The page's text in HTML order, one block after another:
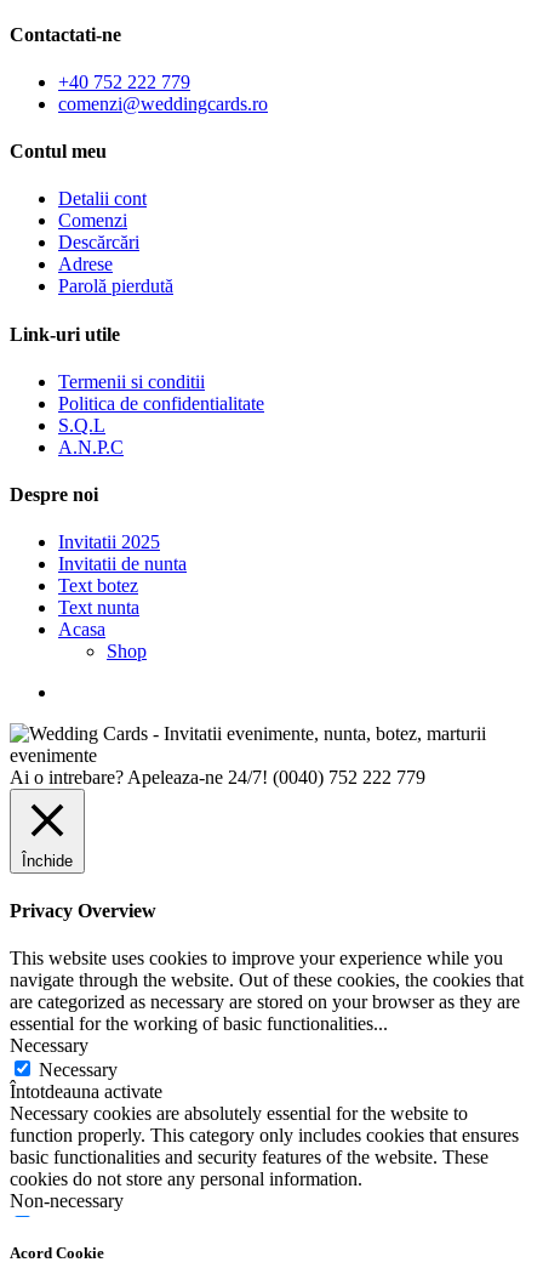
Contactati-ne
+40 752 222 779
comenzi@weddingcards.ro
Contul meu
Detalii cont
Comenzi
Descărcări
Adrese
Parolă pierdută
Link-uri utile
Termenii si conditii
Politica de confidentialitate
S.Q.L
A.N.P.C
Despre noi
Invitatii 2025
Invitatii de nunta
Text botez
Text nunta
Acasa
Shop
Ai o intrebare? Apeleaza-ne 24/7! (0040) 752 222 779
Acord Cookie
Închide
Privacy Overview
This website uses cookies to improve your experience while you
navigate through the website. Out of these cookies, the cookies that
are categorized as necessary are stored on your browser as they are
essential for the working of basic functionalities...
Necessary
Necessary
Întotdeauna activate
Necessary cookies are absolutely essential for the website to
function properly. This category only includes cookies that ensures
basic functionalities and security features of the website. These
cookies do not store any personal information.
Non-necessary
Any cookies that may not be particularly necessary for the website